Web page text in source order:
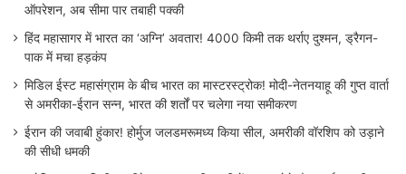
ऑपरेशन, अब सीमा पार तबाही पक्की
हिंद महासागर में भारत का ‘अग्नि’ अवतार! 4000 किमी तक थर्राए दुश्मन, ड्रैगन-
पाक में मचा हड़कंप
मिडिल ईस्ट महासंग्राम के बीच भारत का मास्टरस्ट्रोक! मोदी-नेतनयाहू की गुप्त वार्ता
से अमरीका-ईरान सन्न, भारत की शर्तों पर चलेगा नया समीकरण
ईरान की जवाबी हुंकार! होर्मुज जलडमरूमध्य किया सील, अमरीकी वॉरशिप को उड़ाने
की सीधी धमकी